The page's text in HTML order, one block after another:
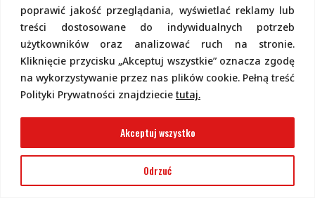
poprawić jakość przeglądania, wyświetlać reklamy lub
treści dostosowane do indywidualnych potrzeb
użytkowników oraz analizować ruch na stronie.
Kliknięcie przycisku „Akceptuj wszystkie” oznacza zgodę
na wykorzystywanie przez nas plików cookie. Pełną treść
Polityki Prywatności znajdziecie tutaj.
Odrzuć
Akceptuj wszystko
Polityka prywatności
Strona piotr-gorecki.pl , na której teraz
jesteś
nie zbiera danych osobowych
odwiedzających, a więc tym bardziej ich nie
przetwarza, nie udostępnia, ani nie
Zawartość strony można przeglądać bez
w szczególności nie jest potrzebne
logowanie. Aktualnie na stronie nie